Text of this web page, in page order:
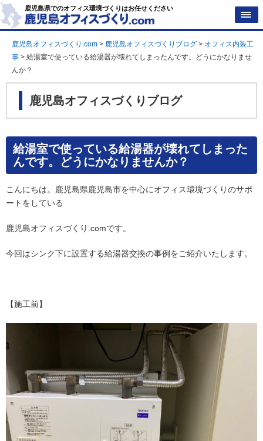
鹿児島県でのオフィス環境づくりはお任せください
鹿児島オフィスづくり.com > 鹿児島オフィスづくりブログ > オフィス内装工
事 > 給湯室で使っている給湯器が壊れてしまったんです。どうにかなりませ
んか？
鹿児島オフィスづくりブログ
給湯室で使っている給湯器が壊れてしまった
んです。どうにかなりませんか？
こんにちは。鹿児島県鹿児島市を中心にオフィス環境づくりのサポ
ートをしている
鹿児島オフィスづくり.comです。
今回はシンク下に設置する給湯器交換の事例をご紹介いたします。
【施工前】